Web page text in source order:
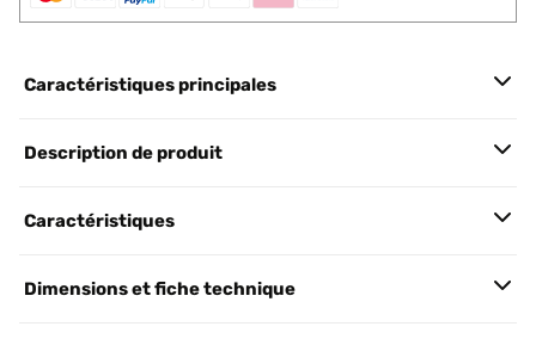
Caractéristiques principales
Description de produit
Caractéristiques
Dimensions et fiche technique